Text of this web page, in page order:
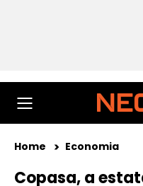
Home Economia
Copasa, a